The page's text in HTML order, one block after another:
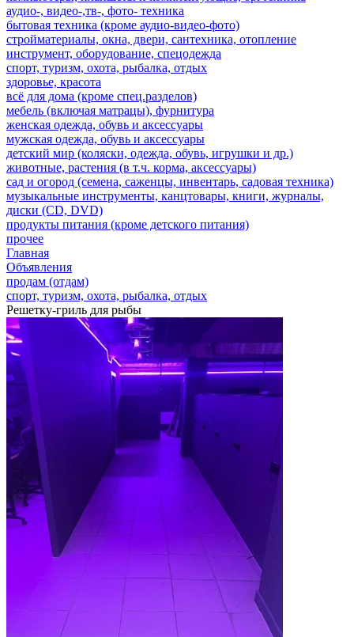
аудио-, видео-,тв-, фото- техника
бытовая техника (кроме аудио-видео-фото)
стройматериалы, окна, двери, сантехника, отопление
инструмент, оборудование, спецодежда
спорт, туризм, охота, рыбалка, отдых
здоровье, красота
всё для дома (кроме спец.разделов)
мебель (включая матрацы), фурнитура
женская одежда, обувь и аксессуары
мужская одежда, обувь и аксессуары
детский мир (коляски, одежда, обувь, игрушки и др.)
животные, растения (в т.ч. корма, аксессуары)
сад и огород (семена, саженцы, инвентарь, садовая техника)
музыкальные инструменты, канцтовары, книги, журналы,
диски (CD, DVD)
продукты питания (кроме детского питания)
прочее
Главная
Объявления
продам (отдам)
спорт, туризм, охота, рыбалка, отдых
Решетку-гриль для рыбы